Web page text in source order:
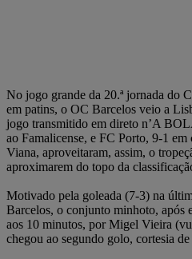
No jogo grande da 20.ª jornada do
em patins, o OC Barcelos veio a
jogo transmitido em direto n’A
ao Famalicense, e FC Porto, 9-1 em
Viana, aproveitaram, assim, o
aproximarem do topo da
Motivado pela goleada (7-3) na
Barcelos, o conjunto minhoto, após
aos 10 minutos, por Migel Vieira
chegou ao segundo golo, cortesia